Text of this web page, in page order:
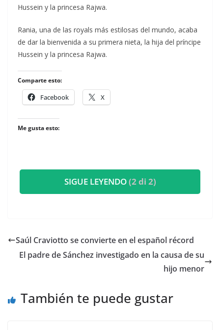
Hussein y la princesa Rajwa.
​Rania, una de las royals más estilosas del mundo, acaba
de dar la bienvenida a su primera nieta, la hija del príncipe
Hussein y la princesa Rajwa.
Comparte esto:
Facebook X
Me gusta esto:
SIGUE LEYENDO(2 di 2)
Saúl Craviotto se convierte en el español récord
El padre de Sánchez investigado en la causa de su
hijo menor
También te puede gustar